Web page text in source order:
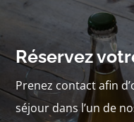
Réservez
Prenez contact afin
séjour dans l’un de